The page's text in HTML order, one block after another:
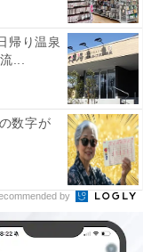
帰り温泉
...
数字が
by